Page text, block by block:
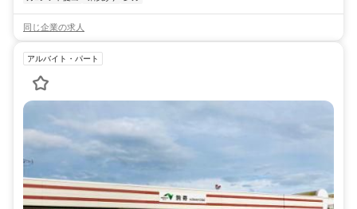
同じ企業の求人
アルバイト・パート